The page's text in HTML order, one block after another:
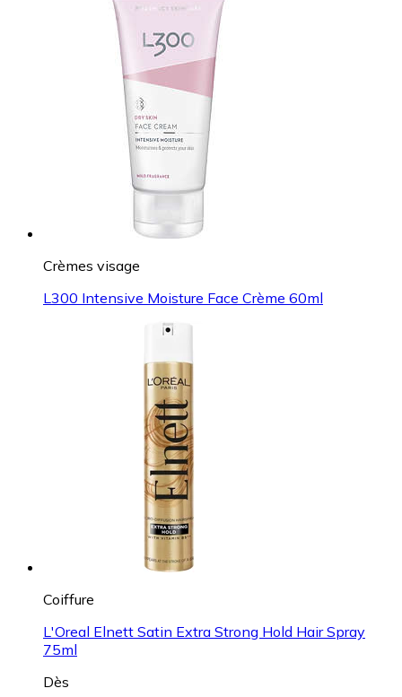
Crèmes visage
L300 Intensive Moisture Face Crème 60ml
Coiffure
L'Oreal Elnett Satin Extra Strong Hold Hair Spray
75ml
Dès